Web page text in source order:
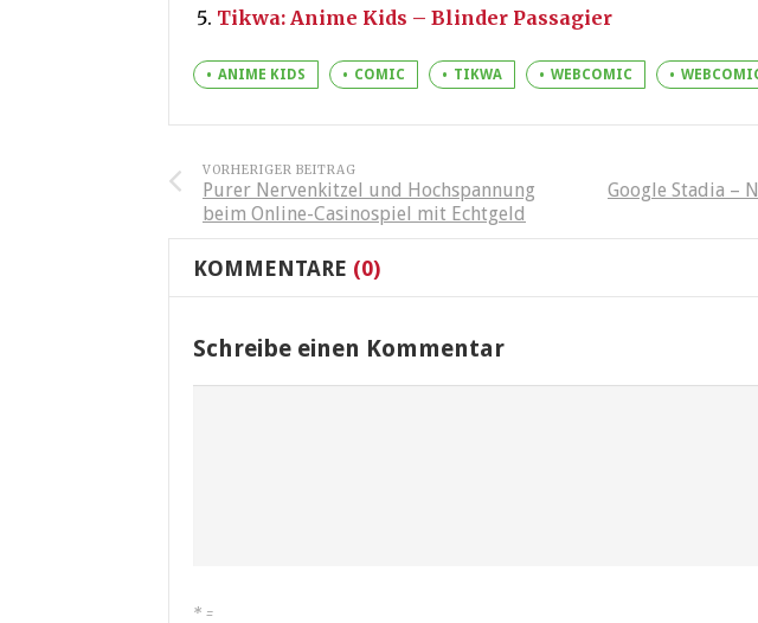
Tikwa: Anime Kids – Blinder Passagier
ANIME KIDS COMIC TIKWA WEBCOMIC
VORHERIGER BEITRAG
Purer Nervenkitzel und Hochspannung
beim Online-Casinospiel mit Echtgeld
Google Stadia –
KOMMENTARE (0)
Schreibe einen Kommentar
* =